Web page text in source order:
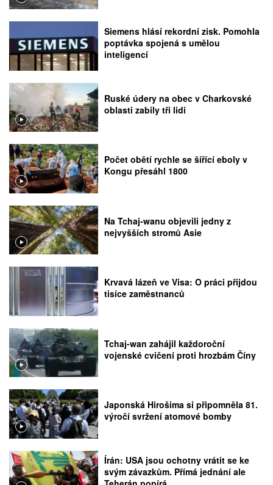
Siemens hlásí rekordní zisk. Pomohla
poptávka spojená s umělou
inteligencí
Ruské údery na obec v Charkovské
oblasti zabily tři lidi
Počet obětí rychle se šířící eboly v
Kongu přesáhl 1800
Na Tchaj-wanu objevili jedny z
nejvyšších stromů Asie
Krvavá lázeň ve Visa: O práci přijdou
tisíce zaměstnanců
Tchaj-wan zahájil každoroční
vojenské cvičení proti hrozbám Číny
Japonská Hirošima si připomněla 81.
výročí svržení atomové bomby
Írán: USA jsou ochotny vrátit se ke
svým závazkům. Přímá jednání ale